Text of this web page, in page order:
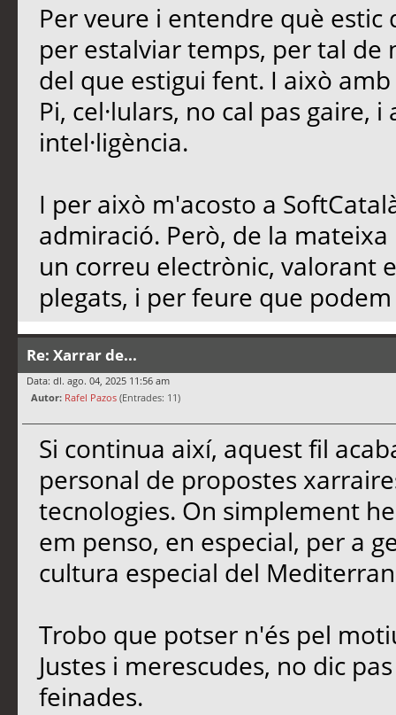
Per veure i entendre què
per estalviar temps, per tal
del que estigui fent. I això
Pi, cel·lulars, no cal pas gaire,
intel·ligència.
I per això m'acosto a
admiració. Però, de la
un correu electrònic, valorant
plegats, i per feure que
Re: Xarrar de...
Data: dl. ago. 04, 2025 11:56 am
Autor: Rafel Pazos (Entrades: 11)
Si continua així, aquest fil
personal de propostes
tecnologies. On simplement
em penso, en especial, per a
cultura especial del
Trobo que potser n'és pel
Justes i merescudes, no dic
feinades.